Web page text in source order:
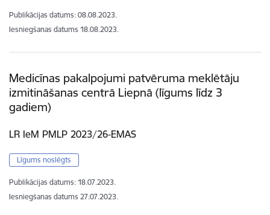
Publikācijas datums: 08.08.2023.
Iesniegšanas datums 18.08.2023.
Medicīnas pakalpojumi patvēruma meklētāju
izmitināšanas centrā Liepnā (līgums līdz 3
gadiem)
LR IeM PMLP 2023/26-EMAS
Līgums noslēgts
Publikācijas datums: 18.07.2023.
Iesniegšanas datums 27.07.2023.